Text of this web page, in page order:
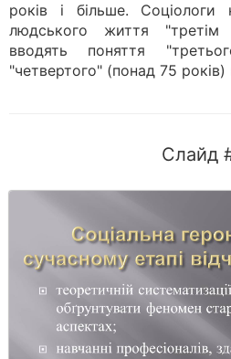
років і більше. Соціологи
людського життя
вводять поняття
"четвертого" (понад 75 років)
Слайд